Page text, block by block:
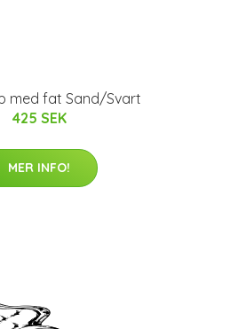
med fat Sand/Svart
425 SEK
MER INFO!